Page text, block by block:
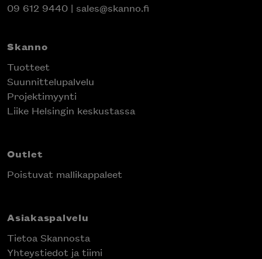
09 612 9440 | sales@skanno.fi
Skanno
Tuotteet
Suunnittelupalvelu
Projektimyynti
Liike Helsingin keskustassa
Outlet
Poistuvat mallikappaleet
Asiakaspalvelu
Tietoa Skannosta
Yhteystiedot ja tiimi